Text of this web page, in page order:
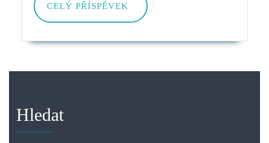
CELÝ PŘÍSPĚVEK
CELÝ
PŘÍSPĚVEK
Hledat